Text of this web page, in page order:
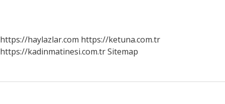
https://haylazlar.com https://ketuna.com.tr
https://kadinmatinesi.com.trSitemap